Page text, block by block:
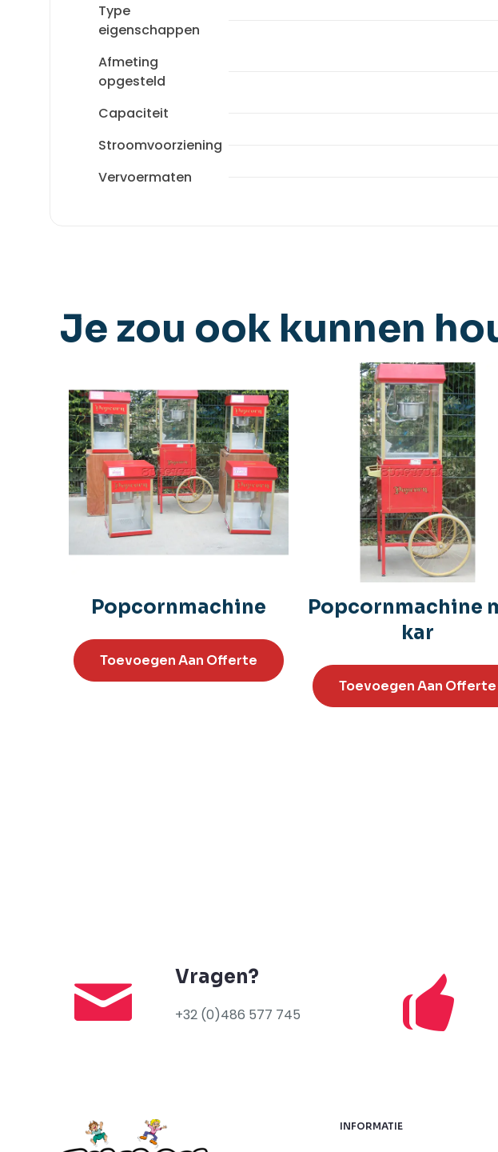
Type
eigenschappen
Afmeting
opgesteld
Capaciteit
Stroomvoorziening
Vervoermaten
Je zou ook kunnen
Popcornmachine
Toevoegen Aan Offerte
Popcornmachine
kar
Toevoegen Aan Offerte
Vragen?
+32 (0)486 577 745
INFORMATIE